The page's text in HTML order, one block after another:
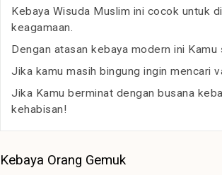
Kebaya Wisuda Muslim ini cocok untuk
keagamaan.
Dengan atasan kebaya modern ini
Jika kamu masih bingung ingin mencari
Jika Kamu berminat dengan busana
kehabisan!
Kebaya Orang Gemuk